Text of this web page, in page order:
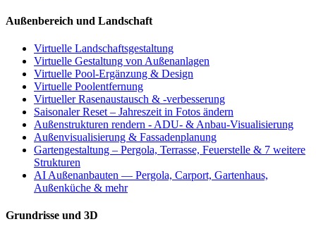
Außenbereich und Landschaft
Virtuelle Landschaftsgestaltung
Virtuelle Gestaltung von Außenanlagen
Virtuelle Pool-Ergänzung & Design
Virtuelle Poolentfernung
Virtueller Rasenaustausch & -verbesserung
Saisonaler Reset – Jahreszeit in Fotos ändern
Außenstrukturen rendern - ADU- & Anbau-Visualisierung
Außenvisualisierung & Fassadenplanung
Gartengestaltung – Pergola, Terrasse, Feuerstelle & 7 weitere
Strukturen
AI Außenanbauten — Pergola, Carport, Gartenhaus,
Außenküche & mehr
Grundrisse und 3D